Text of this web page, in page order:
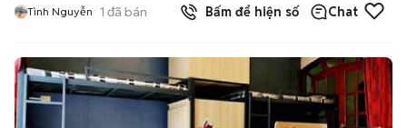
Tình Nguyễn 1 đã bán Bấm để hiện số Chat